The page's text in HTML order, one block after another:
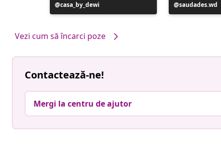
Postare
publicată
casa_by_dewi
Postare
publicată
saudades.wd
Vezi cum să încarci poze
Contactează-ne!
Mergi la centru de ajutor